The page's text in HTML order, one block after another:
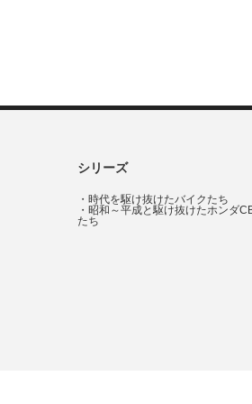
シリーズ
・ 時代を駆け抜けたバイクたち
・ 昭和～平成と駆け抜けたホンダ
たち